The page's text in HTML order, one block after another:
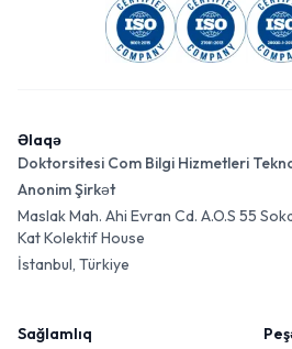
Əlaqə
Doktorsitesi Com Bilgi Hizmetleri
Anonim Şirkət
Maslak Mah. Ahi Evran Cd. A.O.S 55
Kat Kolektif House
İstanbul, Türkiye
Sağlamlıq